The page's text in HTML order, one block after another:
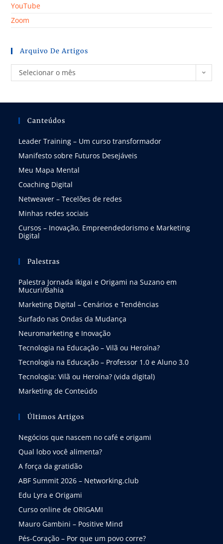
YouTube
Zoom
Arquivo De Artigos
Selecionar o mês
Canteúdos
Leader Training – Um curso transformador
Manifesto sobre Futuros Desejáveis
Meu Mapa Mental
Coaching Digital
Netweaver – Tecelões de redes
Minhas redes sociais
Cursos – Inovação, Empreendedorismo e Marketing
Digital
Palestras
Palestra Jornada Ikigai e Origami na Suzano em
Mucuri/Bahia
Marketing Digital – Cenários e Tendências
Surfado nas Ondas da Mudança
Neuromarketing e Inovação
Tecnologia na Educação – Vilã ou Heroína?
Tecnologia na Educação – Professor 1.0 e Aluno 3.0
Tecnologia: Vilã ou Heroína? (vida digital)
Marketing de Conteúdo
Últimos Artigos
Negócios que nascem no café e origami
Qual lobo você alimenta?
A força da gratidão
ABF Summit 2026 – Networking.club
Edu Lyra e Origami
Curso online de ORIGAMI
Mauro Gambini – Positive Mind
Pés-Coração – Por que um povo corre?